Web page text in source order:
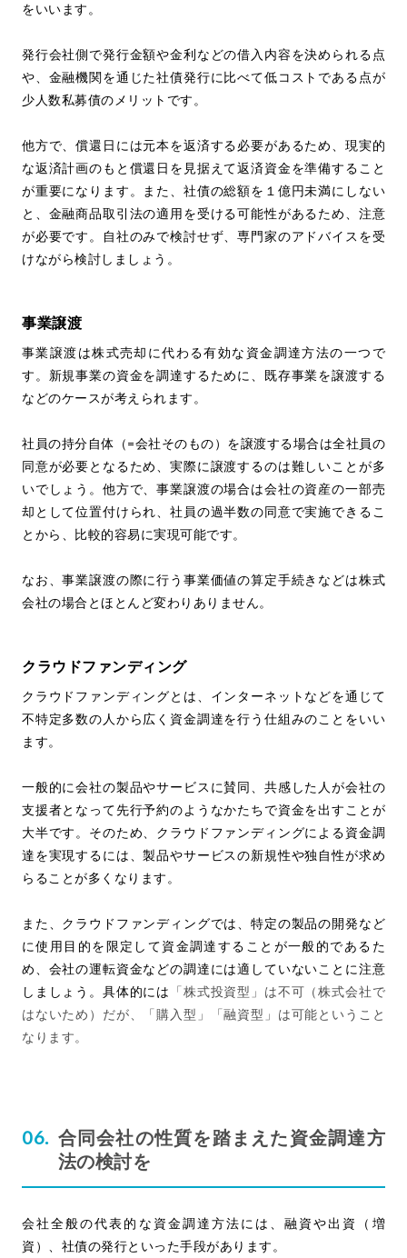
をいいます。
発行会社側で発行金額や金利などの借入内容を決められる点
や、金融機関を通じた社債発行に比べて低コストである点が
少人数私募債のメリットです。
他方で、償還日には元本を返済する必要があるため、現実的
な返済計画のもと償還日を見据えて返済資金を準備すること
が重要になります。また、社債の総額を１億円未満にしない
と、金融商品取引法の適用を受ける可能性があるため、注意
が必要です。自社のみで検討せず、専門家のアドバイスを受
けながら検討しましょう。
事業譲渡
事業譲渡は株式売却に代わる有効な資金調達方法の一つで
す。新規事業の資金を調達するために、既存事業を譲渡する
などのケースが考えられます。
社員の持分自体（=会社そのもの）を譲渡する場合は全社員の
同意が必要となるため、実際に譲渡するのは難しいことが多
いでしょう。他方で、事業譲渡の場合は会社の資産の一部売
却として位置付けられ、社員の過半数の同意で実施できるこ
とから、比較的容易に実現可能です。
なお、事業譲渡の際に行う事業価値の算定手続きなどは株式
会社の場合とほとんど変わりありません。
クラウドファンディング
クラウドファンディングとは、インターネットなどを通じて
不特定多数の人から広く資金調達を行う仕組みのことをいい
ます。
一般的に会社の製品やサービスに賛同、共感した人が会社の
支援者となって先行予約のようなかたちで資金を出すことが
大半です。そのため、クラウドファンディングによる資金調
達を実現するには、製品やサービスの新規性や独自性が求め
らることが多くなります。
また、クラウドファンディングでは、特定の製品の開発など
に使用目的を限定して資金調達することが一般的であるた
め、会社の運転資金などの調達には適していないことに注意
しましょう。具体的には 「株式投資型」は不可（株式会社で
はないため）だが、「購入型」「融資型」は可能ということ
なります。
合同会社の性質を踏まえた資金調達方
法の検討を
会社全般の代表的な資金調達方法には、融資や出資（増
資）、社債の発行といった手段があります。